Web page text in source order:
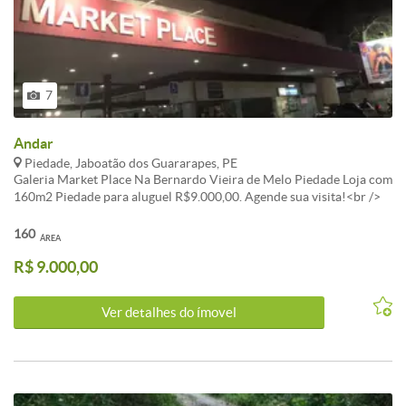
7
Andar
Piedade, Jaboatão dos Guararapes, PE
Galeria Market Place Na Bernardo Vieira de Melo Piedade Loja com
160m2 Piedade para aluguel R$9.000,00. Agende sua visita!<br />
alugar localizado(a) em Piedade, Jaboatão dos Guararapes.<br />
escolha para quem valoriza localização e qualidade de vida em
detalhes sobre este investimento em Jaboatão dos Guararapes.
ÁREA
160
R$ 9.000,00
Ver detalhes do ímovel